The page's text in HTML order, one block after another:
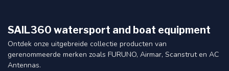
SAIL360 watersport and boat equipment
Ontdek onze uitgebreide collectie producten van
gerenommeerde merken zoals FURUNO, Airmar, Scanstrut en AC
Antennas.